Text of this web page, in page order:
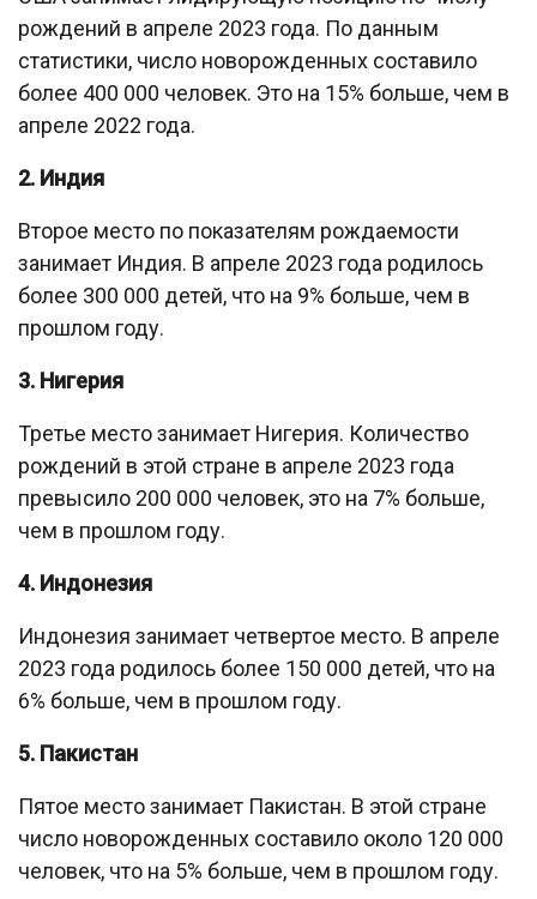
рождений в апреле 2023 года. По данным
статистики, число новорожденных составило
более 400 000 человек. Это на 15% больше, чем в
апреле 2022 года.
2. Индия
Второе место по показателям рождаемости
занимает Индия. В апреле 2023 года родилось
более 300 000 детей, что на 9% больше, чем в
прошлом году.
3. Нигерия
Третье место занимает Нигерия. Количество
рождений в этой стране в апреле 2023 года
превысило 200 000 человек, это на 7% больше,
чем в прошлом году.
4. Индонезия
Индонезия занимает четвертое место. В апреле
2023 года родилось более 150 000 детей, что на
6% больше, чем в прошлом году.
5. Пакистан
Пятое место занимает Пакистан. В этой стране
число новорожденных составило около 120 000
человек, что на 5% больше, чем в прошлом году.